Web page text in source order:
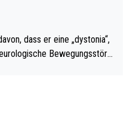
dass er eine „dystonia“,
Bewegungsstöru